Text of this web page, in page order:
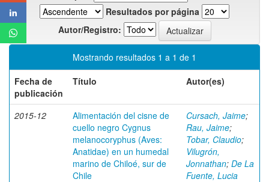
Resultados por página
Autor/Registro:
Mostrando resultados 1 a 1 de 1
Fecha de
publicación
Título Autor(es)
2015-12
Alimentación del cisne de
cuello negro Cygnus
melanocoryphus (Aves:
Anatidae) en un humedal
marino de Chiloé, sur de
Chile
Cursach, Jaime;
Rau, Jaime;
Tobar, Claudio;
Vilugrón,
Jonnathan; De La
Fuente, Lucia